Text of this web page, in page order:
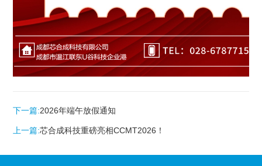
下一篇:2026年端午放假通知
上一篇:芯合成科技重磅亮相CCMT2026！